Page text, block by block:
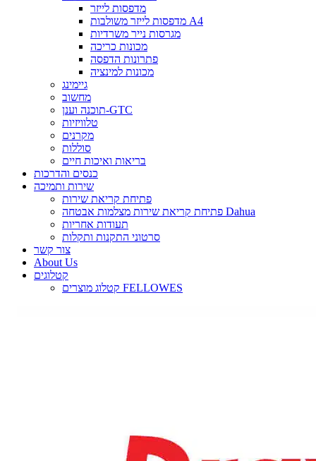
מדפסות לייזר
מדפסות לייזר משולבות A4
מגרסות נייר משרדיות
מכונות כריכה
פתרונות הדפסה
מכונות למינציה
גיימינג
מחשוב
תוכנה וענן-GTC
טלוויזיות
מקרנים
סוללות
בריאות ואיכות חיים
כנסים והדרכות
שירות ותמיכה
פתיחת קריאת שירות
פתיחת קריאת שירות מצלמות אבטחה Dahua
תעודות אחריות
סרטוני התקנות ותקלות
צור קשר
About Us
קטלוגים
קטלוג מוצרים FELLOWES